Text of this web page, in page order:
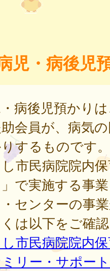
児・病後児
病後児預かり
会員が、病気
するものです。
市民病院院内
で実施する事
センターの事業
は以下をご確認
市民病院院内保
リー・サポー